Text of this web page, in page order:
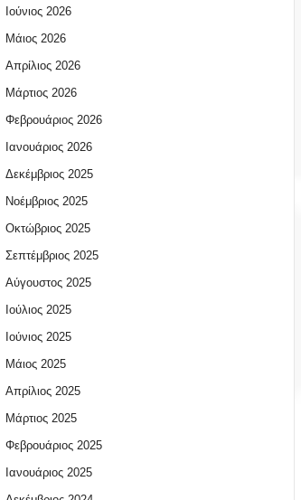
Ιούνιος 2026
Μάιος 2026
Απρίλιος 2026
Μάρτιος 2026
Φεβρουάριος 2026
Ιανουάριος 2026
Δεκέμβριος 2025
Νοέμβριος 2025
Οκτώβριος 2025
Σεπτέμβριος 2025
Αύγουστος 2025
Ιούλιος 2025
Ιούνιος 2025
Μάιος 2025
Απρίλιος 2025
Μάρτιος 2025
Φεβρουάριος 2025
Ιανουάριος 2025